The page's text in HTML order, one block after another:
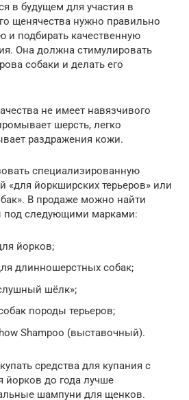
в будущем для участия в
щенячества нужно правильно
и подбирать качественную
Она должна стимулировать
собаки и делать его
не имеет навязчивого
шерсть, легко
раздражения кожи.
специализированную
«для йоркширских терьеров» или
В продаже можно найти
следующими марками:
йорков;
длинношерстных собак;
шёлк»;
породы терьеров;
Shampoo (выставочный).
средства для купания с
йорков до года лучше
шампуни для щенков.